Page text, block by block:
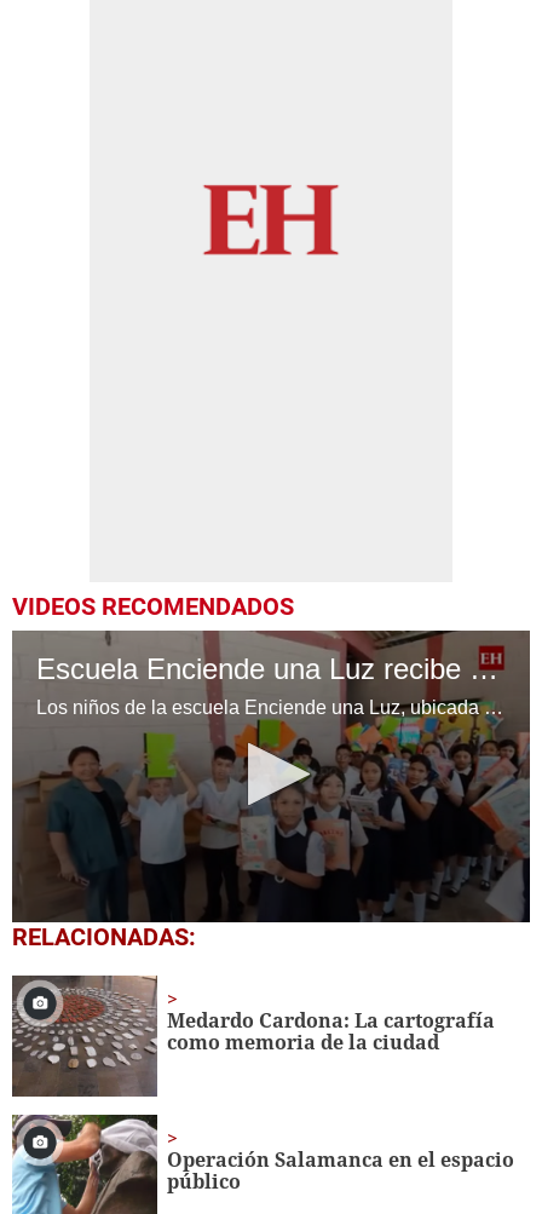
VIDEOS RECOMENDADOS
Escuela Enciende una Luz recibe cuadernos Quick, gracias a la Maratón del Saber
Los niños de la escuela Enciende una Luz, ubicada en la colonia Altos de Santa Rosa, al sur de Tegucigalpa, recibieron cuadernos Quick como parte de la Campaña Maratón del Saber.
0
seconds
1
minute,
56
seconds
RELACIONADAS:
Medardo Cardona: La cartografía
como memoria de la ciudad
Operación Salamanca en el espacio
público